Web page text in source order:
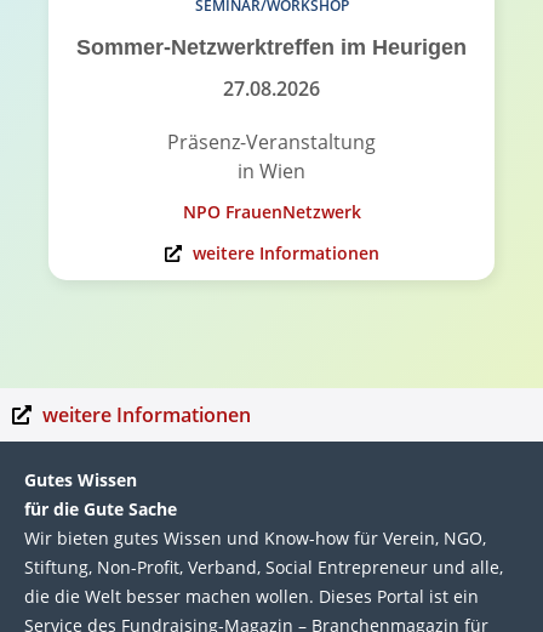
SEMINAR/WORKSHOP
Sommer-Netzwerktreffen im Heurigen
27.08.2026
Präsenz-Veranstaltung
in Wien
NPO FrauenNetzwerk
weitere Informationen
weitere Informationen
Gutes Wissen
für die Gute Sache
Wir bie­ten gutes Wis­sen und Know-how für Ver­ein, NGO,
Stif­tung, Non-Profit, Ver­band, Social Entre­pre­neur und alle,
die die Welt bes­ser machen wol­len. Die­ses Por­tal ist ein
Service des Fund­raising-Magazin – Bran­chen­magazin für